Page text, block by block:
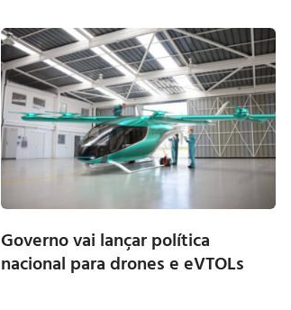
Governo vai lançar política
nacional para drones e eVTOLs